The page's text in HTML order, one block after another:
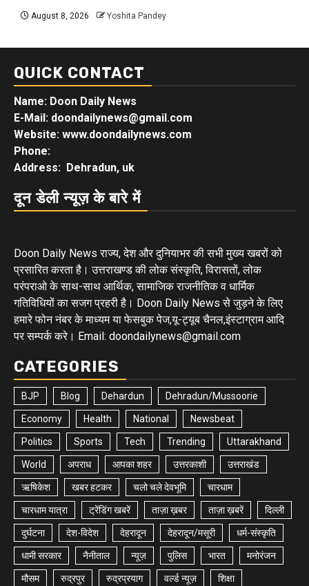
August 8, 2026 Yoshita Pandey
QUICK CONTACT
Name: Doon Daily News
E-Mail: doondailynews@gmail.com
Website: www.doondailynews.com
Phone:
Address: Dehradun, uk
दून डेली न्यूज़ के बारे में
Doon Daily News राज्य, देश और दुनियाभर की सभी मुख्य खबरों को
प्रसारित करता है। उत्तराखण्ड की लोक संस्कृति, विरासतों, लोक
परंपराओ के साथ-साथ आर्थिक, सामाजिक राजनीतिक व धार्मिक
गतिविधियों का सजग प्रहरी है। Doon Daily News से जुड़ने के लिए
हमारे फोन नंबर के माध्यम या फेसबुक पेज,यू-ट्यूब चैनल,इंस्टाग्राम आदि
पर सम्पर्क करे। Email: doondailynews@gmail.com
CATEGORIES
BJP Blog Dehardun Dehradun/Mussoorie
Economy Health National Newsbeat
Politics Sports Tech Trending Uttarakhand
World अपराध आपका शहर उत्तरकाशी उत्तराखंड
ऋषिकेश खबर हटकर चलो चले देवभूमि चारधाम
चारधाम यात्रा ट्रेंडिंग खबरें ताज़ा ख़बर ताज़ा ख़बरें दिल्ली
दुर्घटना देश-विदेश देहरादून देहरादून/मसूरी धर्म-संस्कृति
धामी सरकार नैनीताल न्यूज़ पुलिस भारत मनोरंजन
मौसम रुद्रपुर रुद्रप्रयाग वर्ल्ड न्यूज़ शिक्षा